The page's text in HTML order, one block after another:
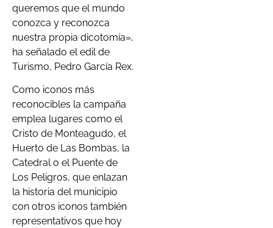
queremos que el mundo
conozca y reconozca
nuestra propia dicotomía»,
ha señalado el edil de
Turismo, Pedro García Rex.
Como iconos más
reconocibles la campaña
emplea lugares como el
Cristo de Monteagudo, el
Huerto de Las Bombas, la
Catedral o el Puente de
Los Peligros, que enlazan
la historia del municipio
con otros iconos también
representativos que hoy